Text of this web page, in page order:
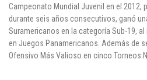
Campeonato Mundial Juvenil en el 2012,
durante seis años consecutivos, ganó
Suramericanos en la categoría Sub-19,
en Juegos Panamericanos. Además de
Ofensivo Más Valioso en cinco Torneos
Medellín - Colombia
Denuncia de